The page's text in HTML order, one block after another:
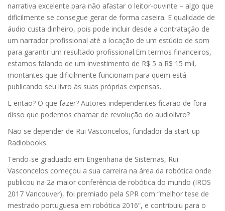
narrativa excelente para não afastar o leitor-ouvinte – algo que
dificilmente se consegue gerar de forma caseira. E qualidade de
áudio custa dinheiro, pois pode incluir desde a contratação de
um narrador profissional até a locação de um estúdio de som
para garantir um resultado profissional.Em termos financeiros,
estamos falando de um investimento de R$ 5 a R$ 15 mil,
montantes que dificilmente funcionam para quem está
publicando seu livro às suas próprias expensas.
E então? O que fazer? Autores independentes ficarão de fora
disso que podemos chamar de revolução do audiolivro?
Não se depender de Rui Vasconcelos, fundador da start-up
Radiobooks.
Tendo-se graduado em Engenharia de Sistemas, Rui
Vasconcelos começou a sua carreira na área da robótica onde
publicou na 2a maior conferência de robótica do mundo (IROS
2017 Vancouver), foi premiado pela SPR com “melhor tese de
mestrado portuguesa em robótica 2016”, e contribuiu para o